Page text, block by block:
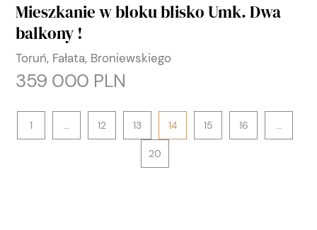
Mieszkanie w bloku blisko Umk. Dwa
balkony !
Toruń, Fałata, Broniewskiego
359 000 PLN
1 12 13 14 15 16
20